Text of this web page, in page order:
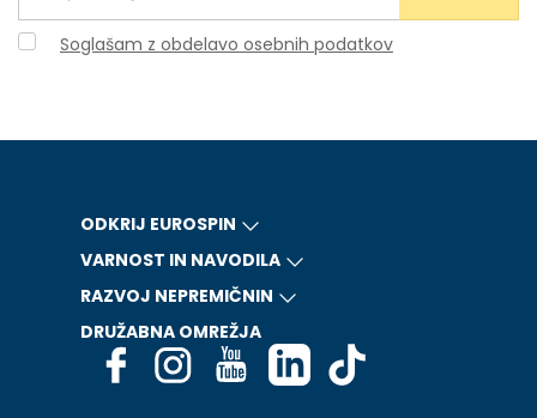
Soglašam z obdelavo osebnih podatkov
ODKRIJ EUROSPIN
VARNOST IN NAVODILA
RAZVOJ NEPREMIČNIN
DRUŽABNA OMREŽJA